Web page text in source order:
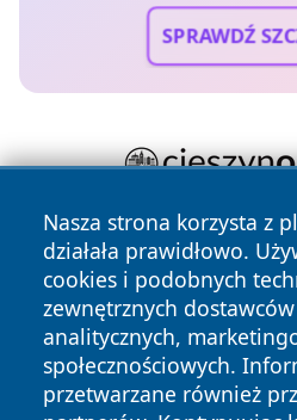
SPRAWDŹ
Nasza strona korzysta z
działała prawidłowo.
cookies i podobnych
zewnętrznych
analitycznych,
społecznościowych.
przetwarzane również
Copyright © 2026 portalzory.pl